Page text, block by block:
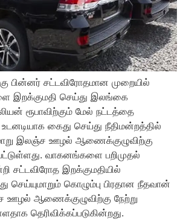
பின்னர் சட்டவிரோதமான முறையில்
இறக்குமதி செய்து இலங்கை
ரூபாவிற்கும் மேல் நட்டத்தை
கைது செய்து நீதிமன்றத்தில்
இலஞ்ச ஊழல் ஆணைக்குழுவிற்கு
வாகனங்களை பறிமுதல்
சட்டவிரோத இறக்குமதியில்
செய்யுமாறும் கொழும்பு பிரதான நீதவான்
ஊழல் ஆணைக்குழுவிற்கு நேற்று
தெரிவிக்கப்படுகின்றது.